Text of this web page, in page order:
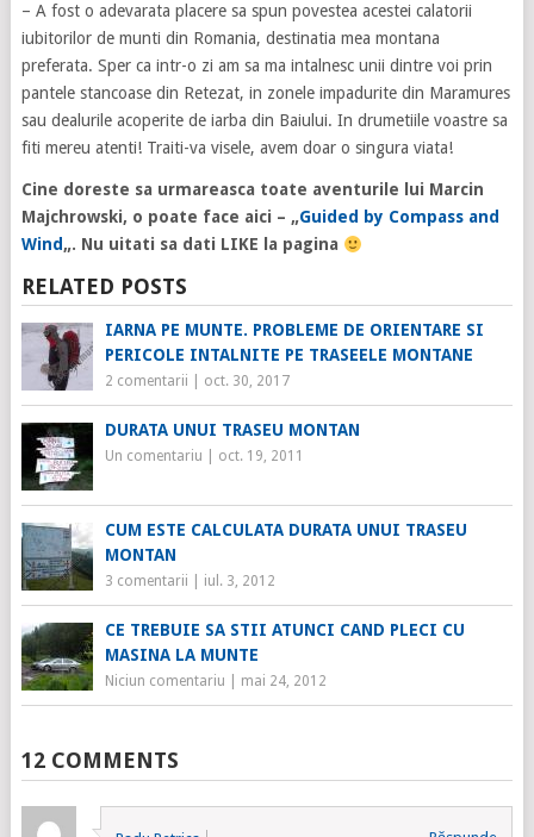
– A fost o adevarata placere sa spun povestea acestei calatorii
iubitorilor de munti din Romania, destinatia mea montana
preferata. Sper ca intr-o zi am sa ma intalnesc unii dintre voi prin
pantele stancoase din Retezat, in zonele impadurite din Maramures
sau dealurile acoperite de iarba din Baiului. In drumetiile voastre sa
fiti mereu atenti! Traiti-va visele, avem doar o singura viata!
Cine doreste sa urmareasca toate aventurile lui Marcin
Majchrowski, o poate face aici – „Guided by Compass and
Wind„. Nu uitati sa dati LIKE la pagina
RELATED POSTS
IARNA PE MUNTE. PROBLEME DE ORIENTARE SI
PERICOLE INTALNITE PE TRASEELE MONTANE
2 comentarii oct. 30, 2017
DURATA UNUI TRASEU MONTAN
Un comentariu oct. 19, 2011
CUM ESTE CALCULATA DURATA UNUI TRASEU
MONTAN
3 comentarii iul. 3, 2012
CE TREBUIE SA STII ATUNCI CAND PLECI CU
MASINA LA MUNTE
Niciun comentariu mai 24, 2012
12 COMMENTS